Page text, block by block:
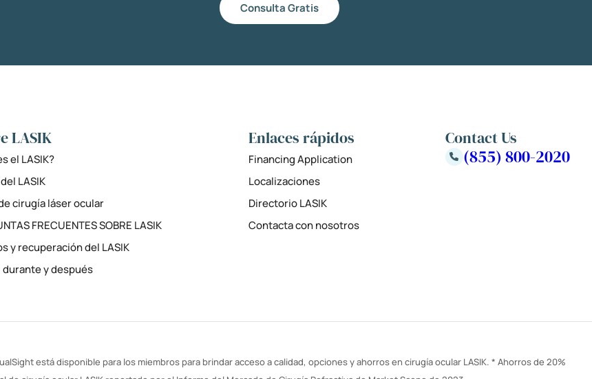
Consulta Gratis
LASIK
el LASIK?
LASIK
cirugía láser ocular
FRECUENTES SOBRE LASIK
y recuperación del LASIK
durante y después
Enlaces rápidos
Financing Application
Localizaciones
Directorio LASIK
Contacta con nosotros
Contact Us
(855) 800-2020
está disponible para los miembros para brindar acceso a calidad, opciones y ahorros en cirugía ocular LASIK. * Ahorros de 20%